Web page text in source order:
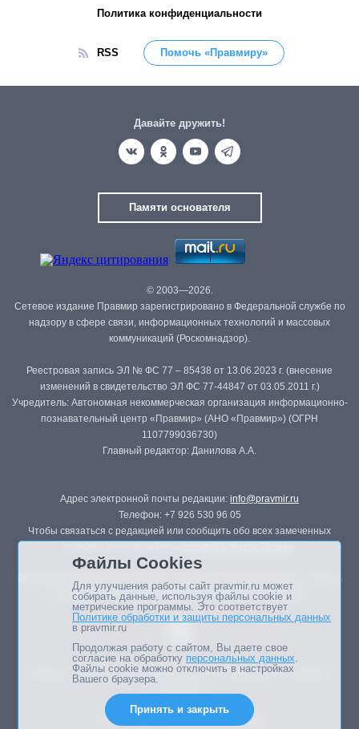
Политика конфиденциальности
RSS Помочь «Правмиру»
Давайте дружить!
Памяти основателя
© 2003—2026.
Сетевое издание Правмир зарегистрировано в Федеральной службе по
надзору в сфере связи, информационных технологий и массовых
коммуникаций (Роскомнадзор).
Реестровая запись ЭЛ № ФС 77 – 85438 от 13.06.2023 г. (внесение
изменений в свидетельство ЭЛ ФС 77-44847 от 03.05.2011 г.)
Учредитель: Автономная некоммерческая организация информационно-
познавательный центр «Правмир» (АНО «Правмир») (ОГРН
1107799036730)
Главный редактор: Данилова А.А.
Адрес электронной почты редакции: info@pravmir.ru
Телефон: +7 926 530 96 05
Чтобы связаться с редакцией или сообщить обо всех замеченных
Републикация материалов сайта в печатных изданиях (книгах, прессе)
возможна только с письменного разрешения редакции.
Мнение авторов статей портала может не совпадать с позицией
Дизайн сайта -
Файлы Cookies
Для улучшения работы сайт pravmir.ru может
собирать данные, используя файлы cookie и
метрические программы. Это соответствует
Политике обработки и защиты персональных данных
в pravmir.ru
Продолжая работу с сайтом, Вы даете свое
согласие на обработку персональных данных.
Файлы cookie можно отключить в настройках
Вашего браузера.
Принять и закрыть